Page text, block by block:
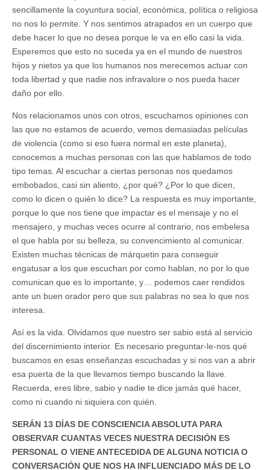
sencillamente la coyuntura social, económica, política o religiosa
no nos lo permite. Y nos sentimos atrapados en un cuerpo que
debe hacer lo que no desea porque le va en ello casi la vida.
Esperemos que esto no suceda ya en el mundo de nuestros
hijos y nietos ya que los humanos nos merecemos actuar con
toda libertad y que nadie nos infravalore o nos pueda hacer
daño por ello.
Nos relacionamos unos con otros, escuchamos opiniones con
las que no estamos de acuerdo, vemos demasiadas películas
de violencia (como si eso fuera normal en este planeta),
conocemos a muchas personas con las que hablamos de todo
tipo temas. Al escuchar a ciertas personas nos quedamos
embobados, casi sin aliento, ¿por qué? ¿Por lo que dicen,
como lo dicen o quién lo dice? La respuesta es muy importante,
porque lo que nos tiene que impactar es el mensaje y no el
mensajero, y muchas veces ocurre al contrario, nos embelesa
el que habla por su belleza, su convencimiento al comunicar.
Existen muchas técnicas de márquetin para conseguir
engatusar a los que escuchan por como hablan, no por lo que
comunican que es lo importante, y… podemos caer rendidos
ante un buen orador pero que sus palabras no sea lo que nos
interesa.
Así es la vida. Olvidamos que nuestro ser sabio está al servicio
del discernimiento interior. Es necesario preguntar-le-nos qué
buscamos en esas enseñanzas escuchadas y si nos van a abrir
esa puerta de la que llevamos tiempo buscando la llave.
Recuerda, eres libre, sabio y nadie te dice jamás qué hacer,
como ni cuando ni siquiera con quién.
SERÁN 13 DÍAS DE CONSCIENCIA ABSOLUTA PARA
OBSERVAR CUANTAS VECES NUESTRA DECISIÓN ES
PERSONAL O VIENE ANTECEDIDA DE ALGUNA NOTICIA O
CONVERSACIÓN QUE NOS HA INFLUENCIADO MÁS DE LO